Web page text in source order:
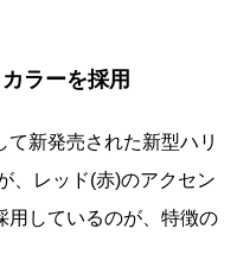
ラーを採用
新発売された新型ハリ
、レッド(赤)のアクセン
用しているのが、特徴の